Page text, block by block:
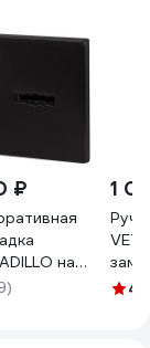
₽
на
замок
1
0084.6